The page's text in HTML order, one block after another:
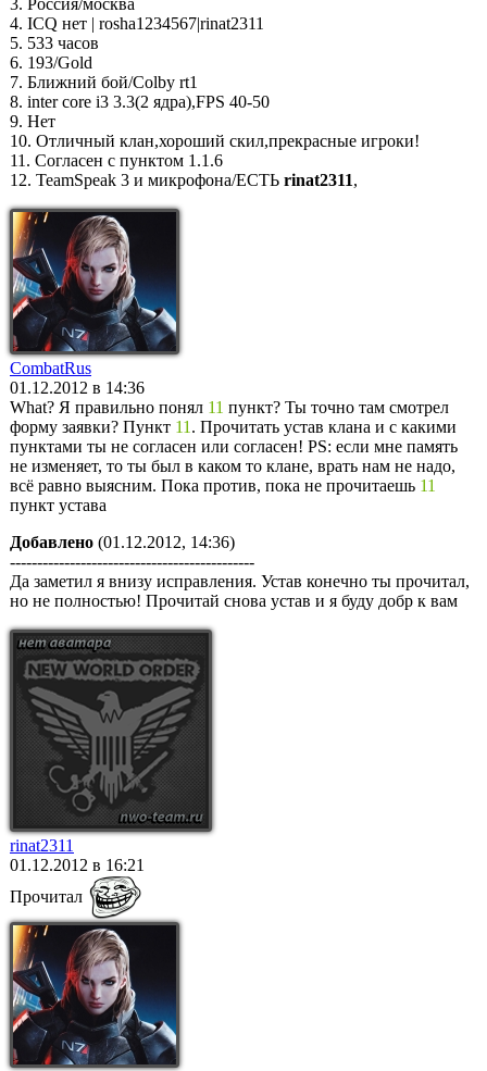
3. Россия/москва
4. ICQ нет | rosha1234567|rinat2311
5. 533 часов
6. 193/Gold
7. Ближний бой/Colby rt1
8. inter core i3 3.3(2 ядра),FPS 40-50
9. Нет
10. Отличный клан,хороший скил,прекрасные игроки!
11. Согласен с пунктом 1.1.6
12. TeamSpeak 3 и микрофона/ЕСТЬ rinat2311,
CombatRus
01.12.2012 в 14:36
What? Я правильно понял 11 пункт? Ты точно там смотрел
форму заявки? Пункт 11 . Прочитать устав клана и с какими
пунктами ты не согласен или согласен! PS: если мне память
не изменяет, то ты был в каком то клане, врать нам не надо,
всё равно выясним. Пока против, пока не прочитаешь 11
пункт устава
Добавлено (01.12.2012, 14:36)
---------------------------------------------
Да заметил я внизу исправления. Устав конечно ты прочитал,
но не полностью! Прочитай снова устав и я буду добр к вам
rinat2311
01.12.2012 в 16:21
Прочитал